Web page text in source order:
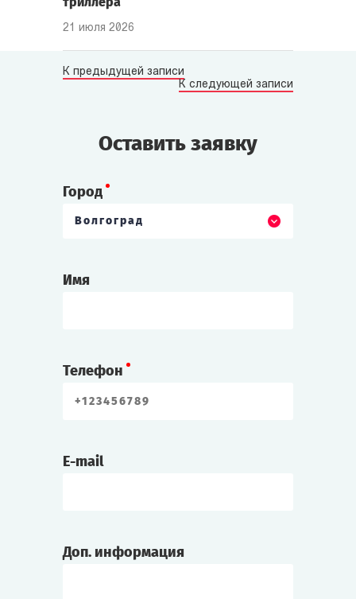
21 июля 2026
К предыдущей записи
К следующей записи
Оставить заявку
Город
Волгоград
Имя
Телефон
E-mail
Доп. информация